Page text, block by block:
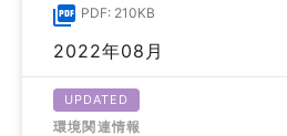
PDF: 210KB
2022年08月
UPDATED
環境関連情報